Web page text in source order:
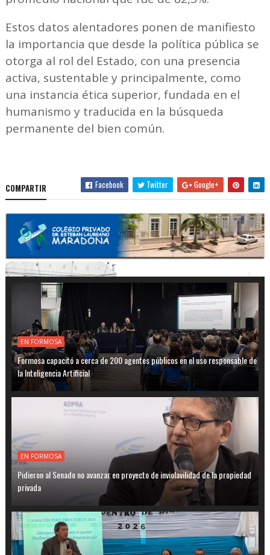
Estos datos alentadores ponen de manifiesto
la importancia que desde la política pública se
otorga al rol del Estado, con una presencia
activa, sustentable y principalmente, como
una instancia ética superior, fundada en el
humanismo y traducida en la búsqueda
permanente del bien común.
COMPARTIR Facebook Twitter Google+
EN FORMOSA
Formosa capacitó a cerca de 200 agentes públicos en el uso responsable de
la Inteligencia Artificial
EN FORMOSA
Pidieron al Senado no avanzar en proyecto de inviolavilidad de la propiedad
privada